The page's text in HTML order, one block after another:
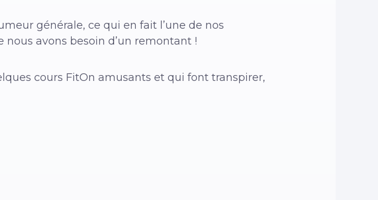
générale, ce qui en fait l’une de nos
avons besoin d’un remontant !
cours FitOn amusants et qui font transpirer,